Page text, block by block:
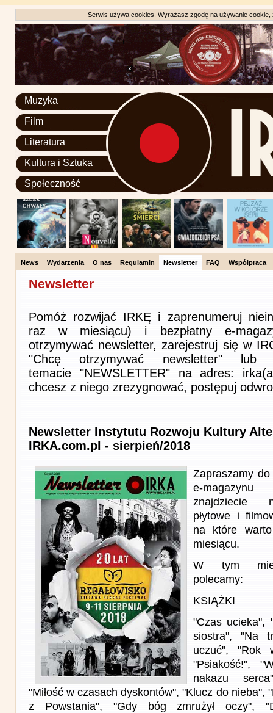
Serwis używa cookies. Wyrażasz zgodę na używanie
Muzyka
Film
Literatura
Kultura i Sztuka
Społeczność
News Wydarzenia O nas Regulamin Newsletter FAQ Współpraca
Newsletter
Pomóż rozwijać IRKĘ i zaprenumeruj
raz w miesiącu) i bezpłatny e-
otrzymywać newsletter, zarejestruj się w
"Chcę otrzymywać newsletter"
temacie "NEWSLETTER" na adres:
chcesz z niego zrezygnować, postępuj
Newsletter Instytutu Rozwoju Kultury
IRKA.com.pl - sierpień/2018
Zapraszamy
e-
znajdziecie
płytowe i
na które
miesiącu.
W tym
polecamy:
KSIĄŻKI
"Czas ucieka",
siostra", "Na
uczuć", "Rok
"Psiakość!",
nakazu
"Miłość w czasach dyskontów", "Klucz do nieba",
z Powstania", "Gdy bóg zmrużył oczy",